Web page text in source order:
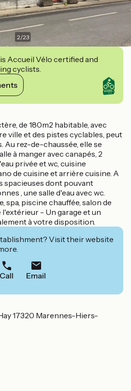
2/23
Accueil Vélo certified and
cyclists.
de 180m2 habitable, avec
ville et des pistes cyclables, peut
Au rez-de-chaussée, elle se
à manger avec canapés, 2
privée et wc, cuisine
de cuisine et arrière cuisine. A
spacieuses dont pouvant
, une salle d'eau avec wc.
spa, piscine chauffée, salon de
l'extérieur - Un garage et un
à votre disposition.
Visit their website
Call Email
Hay 17320 Marennes-Hiers-